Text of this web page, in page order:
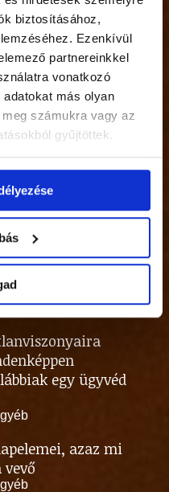
biztosításához,
Ezenkívül
partnereinkkel
vonatkozó
más olyan
számukra vagy az
gyűjtöttek.
a CSOK és az
az
többen
eladnának
az irodából
egy ügyvéd
azaz mi
vevő